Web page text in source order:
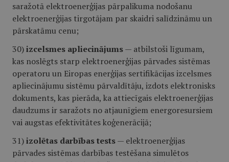
saražotā elektroenerģijas pārpalikuma nodošanu
elektroenerģijas tirgotājam par skaidri salīdzināmu un
pārskatāmu cenu;
30)izcelsmes apliecinājums— atbilstoši līgumam,
kas noslēgts starp elektroenerģijas pārvades sistēmas
operatoru un Eiropas enerģijas sertifikācijas izcelsmes
apliecinājumu sistēmu pārvaldītāju, izdots elektronisks
dokuments, kas pierāda, ka attiecīgais elektroenerģijas
daudzums ir saražots no atjaunīgiem energoresursiem
vai augstas efektivitātes koģenerācijā;
31)izolētas darbības tests— elektroenerģijas
pārvades sistēmas darbības testēšana simulētos